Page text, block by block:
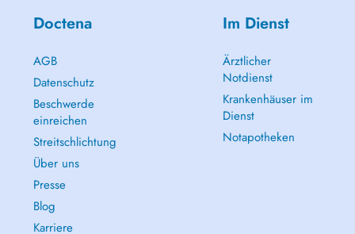
Doctena
AGB
Datenschutz
Beschwerde
einreichen
Streitschlichtung
Über uns
Presse
Blog
Karriere
Im Dienst
Ärztlicher
Notdienst
Krankenhäuser im
Dienst
Notapotheken